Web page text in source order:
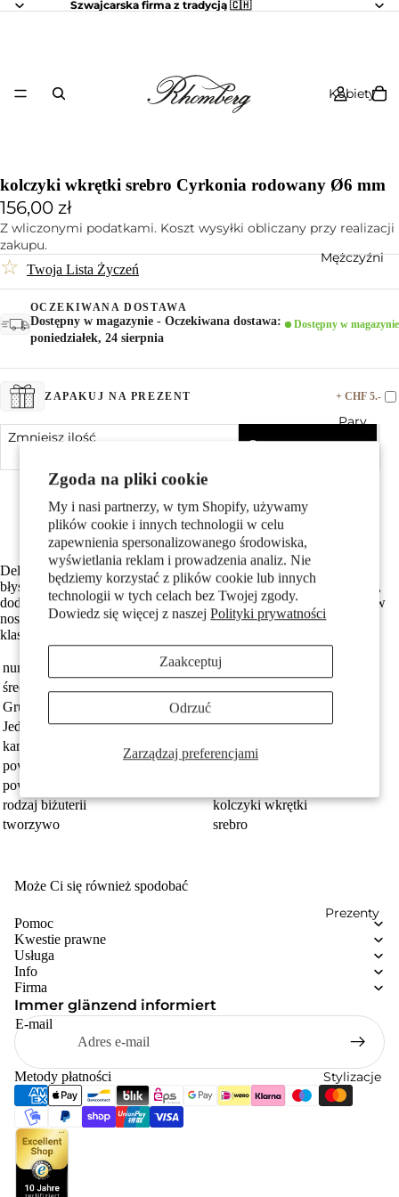
Zgoda na pliki cookie
My i nasi partnerzy, w tym Shopify, używamy
plików cookie i innych technologii w celu
zapewnienia spersonalizowanego środowiska,
wyświetlania reklam i prowadzenia analiz. Nie
będziemy korzystać z plików cookie lub innych
technologii w tych celach bez Twojej zgody.
Dowiedz się więcej z naszejPolityki prywatności
Zarządzaj preferencjami
Zaakceptuj
Odrzuć
Szwajcarska firma z tradycją 🇨🇭
Kobiety
Mężczyźni
Pary
Prezenty
Stylizacje
kolczyki wkrętki srebro Cyrkonia rodowany Ø6 mm
156,00 zł
Z wliczonymi podatkami. Koszt wysyłki obliczany przy realizacji
zakupu.
☆ Twoja Lista Życzeń
OCZEKIWANA DOSTAWA
Dostępny w magazynie - Oczekiwana dostawa:
poniedziałek, 24 sierpnia
Dostępny w magazynie
ZAPAKUJ NA PREZENT + CHF 5.-
Zmniejsz ilość
Dodaj do koszyka
bestseller
Srebro próby 925 z próbą 925
Z błyszczącą cyrkonią
Średnica wynosi 6 mm
Delikatne kolczyki damskie wykonane ze srebra, ozdobione
błyszczącymi cyrkoniami. Idealne na co dzień i na specjalne okazje,
dodają elegancji i subtelnego blasku. Niezwykle lekkie i wygodne w
noszeniu, stanowią doskonały wybór dla każdej kobiety ceniącej
klasykę.
numer zamówienia
559722
średnica
Grupa docelowa
Jednostka
Para
kamienie
Cyrkonia
powłoka
rodowany
powierzchnia
rodzaj biżuterii
kolczyki wkrętki
tworzywo
srebro
Może Ci się również spodobać
Pomoc
Kwestie prawne
Usługa
Info
Firma
Immer glänzend informiert
E-mail
Metody płatności